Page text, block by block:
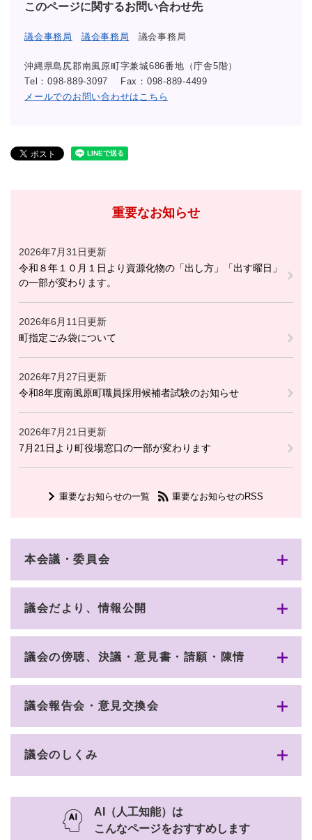
このページに関するお問い合わせ先
議会事務局 議会事務局 議会事務局
沖縄県島尻郡南風原町字兼城686番地（庁舎5階）
Tel：098-889-3097
Fax：098-889-4499
メールでのお問い合わせはこちら
重要なお知らせ
2026年7月31日更新
令和８年１０月１日より資源化物の「出し方」「出す曜日」
の一部が変わります。
2026年6月11日更新
町指定ごみ袋について
2026年7月27日更新
令和8年度南風原町職員採用候補者試験のお知らせ
2026年7月21日更新
7月21日より町役場窓口の一部が変わります
重要なお知らせの一覧 重要なお知らせのRSS
本会議・委員会
議会だより、情報公開
議会の傍聴、決議・意見書・請願・陳情
議会報告会・意見交換会
議会のしくみ
AI（人工知能）は
こんなページをおすすめします